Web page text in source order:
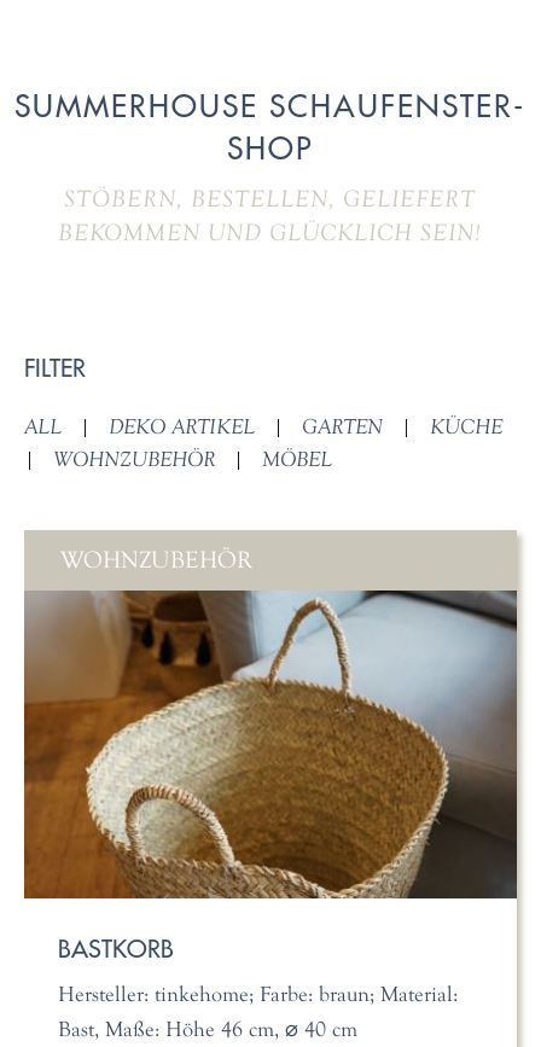
SUMMERHOUSE SCHAUFENSTER-
SHOP
STÖBERN, BESTELLEN, GELIEFERT
BEKOMMEN UND GLÜCKLICH SEIN!
FILTER
ALL | DEKO ARTIKEL | GARTEN |
KÜCHE
|
WOHNZUBEHÖR | MÖBEL
WOHNZUBEHÖR
BASTKORB
Hersteller: tinkehome; Farbe: braun; Material:
Bast, Maße: Höhe 46 cm, ⌀ 40 cm